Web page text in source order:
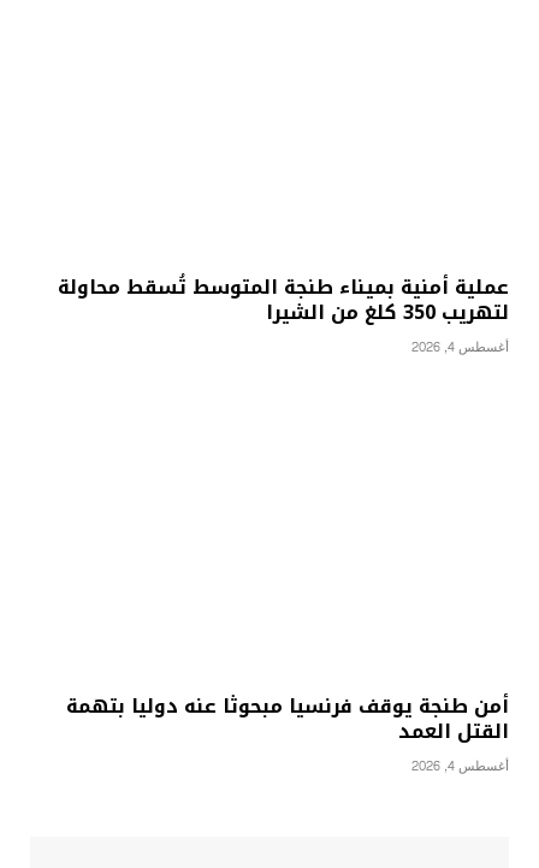
عملية أمنية بميناء طنجة المتوسط تُسقط محاولة
لتهريب 350 كلغ من الشيرا
أغسطس 4, 2026
أمن طنجة يوقف فرنسيا مبحوثا عنه دوليا بتهمة
القتل العمد
أغسطس 4, 2026